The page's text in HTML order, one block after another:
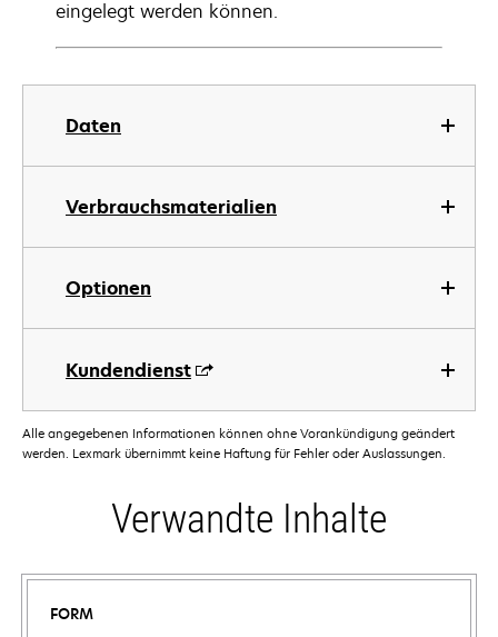
Daten
Verbrauchsmaterialien
Optionen
Kundendienst
eingelegt werden können.
Alle angegebenen Informationen können ohne Vorankündigung geändert
werden. Lexmark übernimmt keine Haftung für Fehler oder Auslassungen.
Verwandte Inhalte
FORM